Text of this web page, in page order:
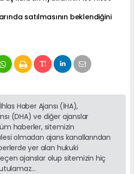
satılmasının beklendiğini
Haber Ajansı (İHA),
(DHA) ve diğer ajanslar
haberler, sitemizin
olmadan ajans kanallarından
yer alan hukuki
ajanslar olup sitemizin hiç